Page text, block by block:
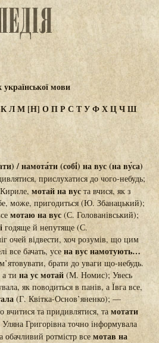
мови
КЛМ [Н] ОПР С ТУФХЦЧШ
/ намота́ти (собі́) на вус (на ву́са)
прислухатися до чого-небудь;
мотай на вуста вчися, як з
може, пригодиться (Ю. Збанацький);
мотаю на вус (С. Голованівський);
годяще й непутяще (С.
очей відвести, хоч розумів, що цим
все бачать, усе на вус намотують…
брати до уваги що-небудь.
ти на ус мотай (М. Номис); Увесь
як поводиться в панів, а Ївга все,
(Г. Квітка-Основ’яненко); —
вчитися та придивлятися, тамотати
Григорівна точно інформувала
обачливий ротмістр все мотав на